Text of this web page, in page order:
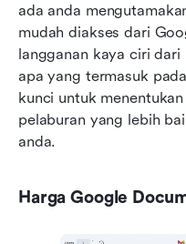
ada anda
mudah diakses dari
langganan kaya ciri
apa yang termasuk
kunci untuk
pelaburan yang lebih
anda.
Harga Google